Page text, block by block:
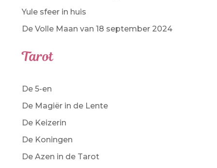
Yule sfeer in huis
De Volle Maan van 18 september 2024
Tarot
De 5-en
De Magiër in de Lente
De Keizerin
De Koningen
De Azen in de Tarot